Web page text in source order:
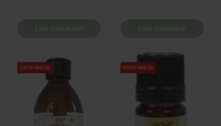
OSTA HULGI
OSTA HULGI
OSTA HULGI OSTA HULGI
OSTA HULGI